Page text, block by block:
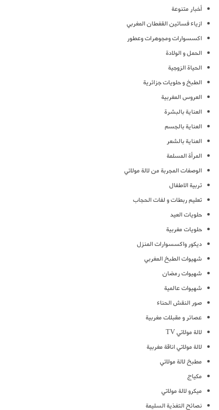
أخبار متنوعة
ازياء فساتين القفطان المغربي
اكسسوارات ومجوهرات وعطور
الحمل و الولادة
الحياة الزوجية
الطبخ و حلويات جزائرية
العروس المغربية
العناية بالبشرة
العناية بالجسم
العناية بالشعر
المرأة المسلمة
الوصفات المجربة من لالة مولاتي
تربية الاطفال
تعليم ربطات و لفات الحجاب
حلويات العيد
حلويات مغربية
ديكور واكسسوارات المنزل
شهيوات الطبخ المغربي
شهيوات رمضان
شهيوات عالمية
صور النقش الحناء
عصائر و مقبلات مغربية
لالة مولاتي TV
لالة مولاتي اناقة مغربية
مطبخ لالة مولاتي
مكياج
ميكرو لالة مولاتي
نصائح التغذية السليمة